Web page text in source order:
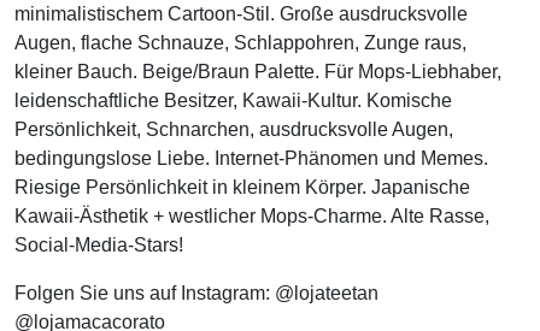
minimalistischem Cartoon-Stil. Große ausdrucksvolle
Augen, flache Schnauze, Schlappohren, Zunge raus,
kleiner Bauch. Beige/Braun Palette. Für Mops-Liebhaber,
leidenschaftliche Besitzer, Kawaii-Kultur. Komische
Persönlichkeit, Schnarchen, ausdrucksvolle Augen,
bedingungslose Liebe. Internet-Phänomen und Memes.
Riesige Persönlichkeit in kleinem Körper. Japanische
Kawaii-Ästhetik + westlicher Mops-Charme. Alte Rasse,
Social-Media-Stars!
Folgen Sie uns auf Instagram: @lojateetan
@lojamacacorato